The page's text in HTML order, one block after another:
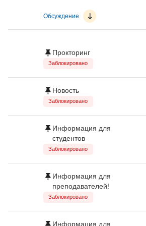
Обсуждение
Прокторинг
Заблокировано
Новость
Заблокировано
Информация для
студентов
Заблокировано
Информация для
преподавателей!
Заблокировано
Информация для